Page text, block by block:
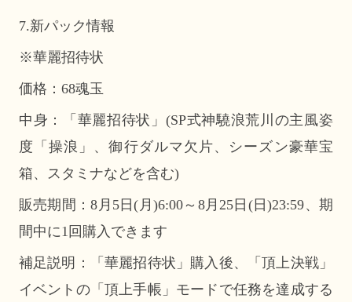
7.新パック情報
※華麗招待状
価格：68魂玉
中身：「華麗招待状」(SP式神驍浪荒川の主風姿
度「操浪」、御行ダルマ欠片、シーズン豪華宝
箱、スタミナなどを含む)
販売期間：8月5日(月)6:00～8月25日(日)23:59、期
間中に1回購入できます
補足説明：「華麗招待状」購入後、「頂上決戦」
イベントの「頂上手帳」モードで任務を達成する